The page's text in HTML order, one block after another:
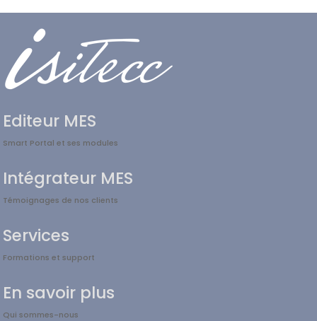
Editeur MES
Smart Portal et ses modules
Intégrateur MES
Témoignages de nos clients
Services
Formations et support
En savoir plus
Qui sommes-nous